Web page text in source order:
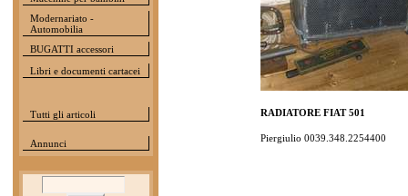
Modernariato -
Automobilia
BUGATTI accessori
Libri e documenti cartacei
Tutti gli articoli
Annunci
RADIATORE FIAT 501
Piergiulio 0039.348.2254400